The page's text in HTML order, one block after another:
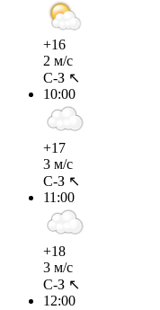
+16
2 м/с
С-З ↖
10:00
+17
3 м/с
С-З ↖
11:00
+18
3 м/с
С-З ↖
12:00